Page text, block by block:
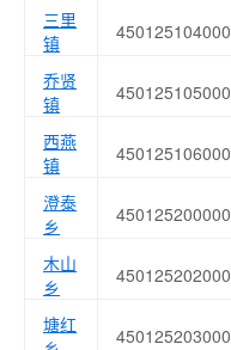
三里
镇
450125104000
乔贤
镇
450125105000
西燕
镇
450125106000
澄泰
乡
450125200000
木山
乡
450125202000
塘红
450125203000